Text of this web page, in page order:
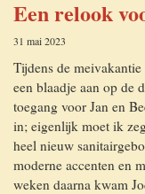
Een relook
31 mai 2023
Tijdens de
een blaadje aan op de
toegang voor Jan en
in; eigenlijk moet ik
heel nieuw
moderne accenten en
weken daarna kwam